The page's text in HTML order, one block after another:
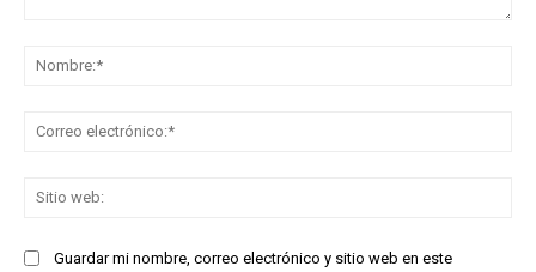
Guardar mi nombre, correo electrónico y sitio web en este